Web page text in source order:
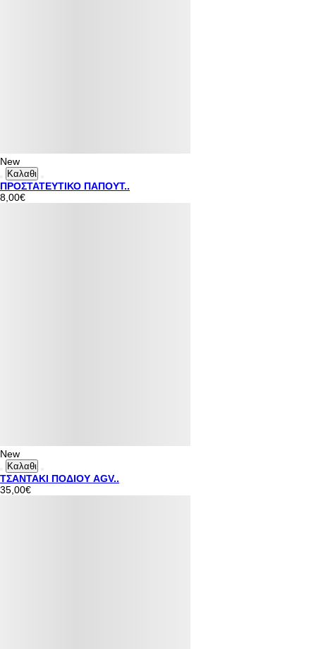
New
Καλαθι
ΠΡΟΣΤΑΤΕΥΤΙΚΟ ΠΑΠΟΥΤ..
8,00€
New
Καλαθι
ΤΣΑΝΤΑΚΙ ΠΟΔΙΟΥ AGV..
35,00€